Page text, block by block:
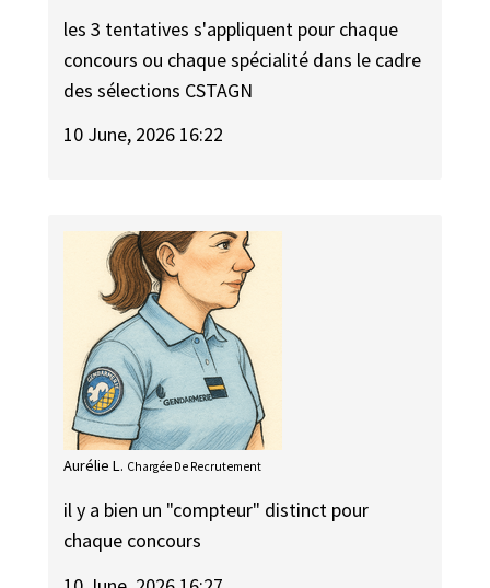
les 3 tentatives s'appliquent pour chaque
concours ou chaque spécialité dans le cadre
des sélections CSTAGN
10 June, 2026 16:22
Aurélie L. Chargée De Recrutement
il y a bien un "compteur" distinct pour
chaque concours